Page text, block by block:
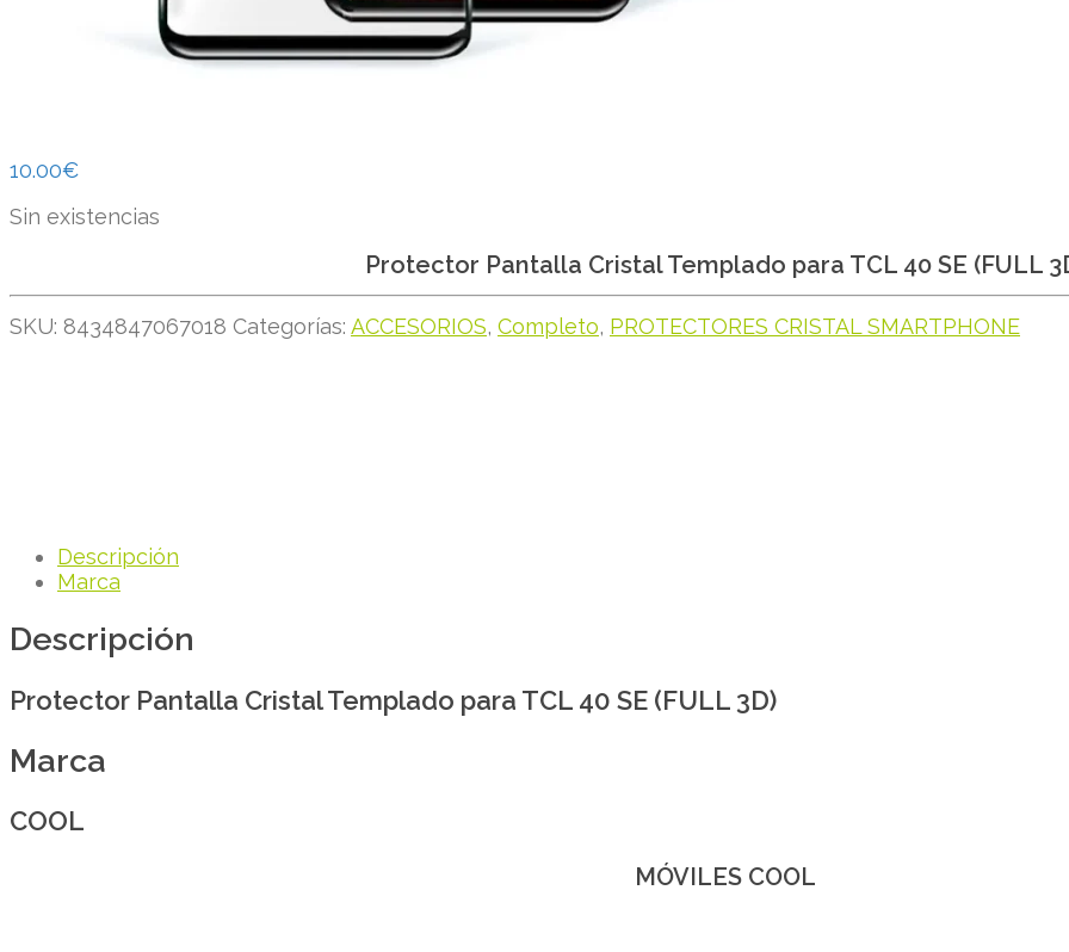
10.00€
Sin existencias
Protector Pantalla Cristal Templado para TCL 40 SE (FULL
SKU: 8434847067018 Categorías: ACCESORIOS, Completo, PROTECTORES CRISTAL SMARTPHONE
Descripción
Marca
Descripción
Protector Pantalla Cristal Templado para TCL 40 SE (FULL 3D)
Marca
COOL
MÓVILES COOL